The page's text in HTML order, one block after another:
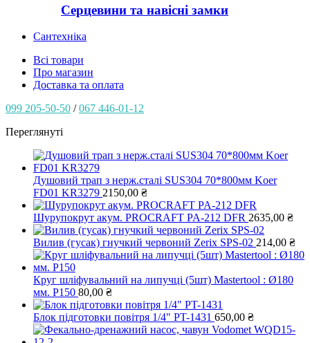
Серцевини та навісні замки
Сантехніка
Всі товари
Про магазин
Доставка та оплата
099 205-50-50 /067 446-01-12
Переглянуті
Душовий трап з нерж.сталі SUS304 70*800мм Koer
FD01 KR3279 2150,00 ₴
Шурупокрут акум. PROCRAFT PA-212 DFR 2635,00 ₴
Вилив (гусак) гнучкий червоний Zerix SPS-02 214,00 ₴
Круг шліфувальний на липучці (5шт) Mastertool : Ø180
мм. Р150 80,00 ₴
Блок підготовки повітря 1/4" PT-1431 650,00 ₴